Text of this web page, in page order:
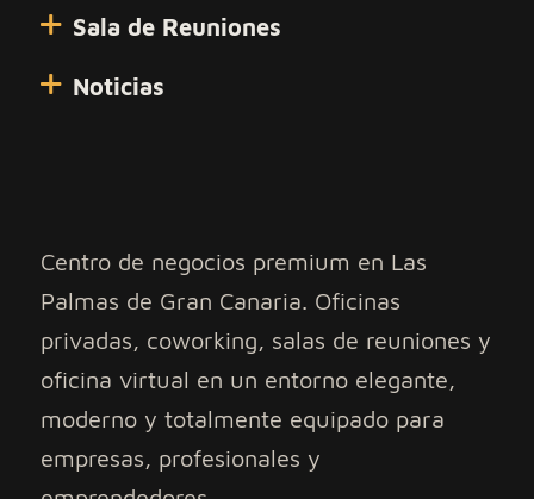
Sala de Reuniones
Noticias
Centro de negocios premium en Las
Palmas de Gran Canaria. Oficinas
privadas, coworking, salas de reuniones y
oficina virtual en un entorno elegante,
moderno y totalmente equipado para
empresas, profesionales y